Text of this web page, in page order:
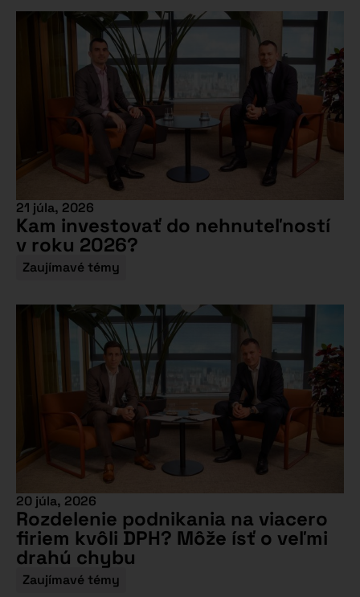
21 júla, 2026
Kam investovať do nehnuteľností
v roku 2026?
Zaujímavé témy
20 júla, 2026
Rozdelenie podnikania na viacero
firiem kvôli DPH? Môže ísť o veľmi
drahú chybu
Zaujímavé témy